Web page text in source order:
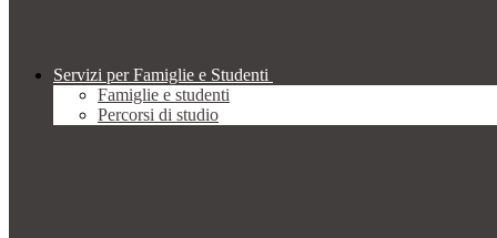
Servizi per Famiglie e Studenti
Famiglie e studenti
Percorsi di studio